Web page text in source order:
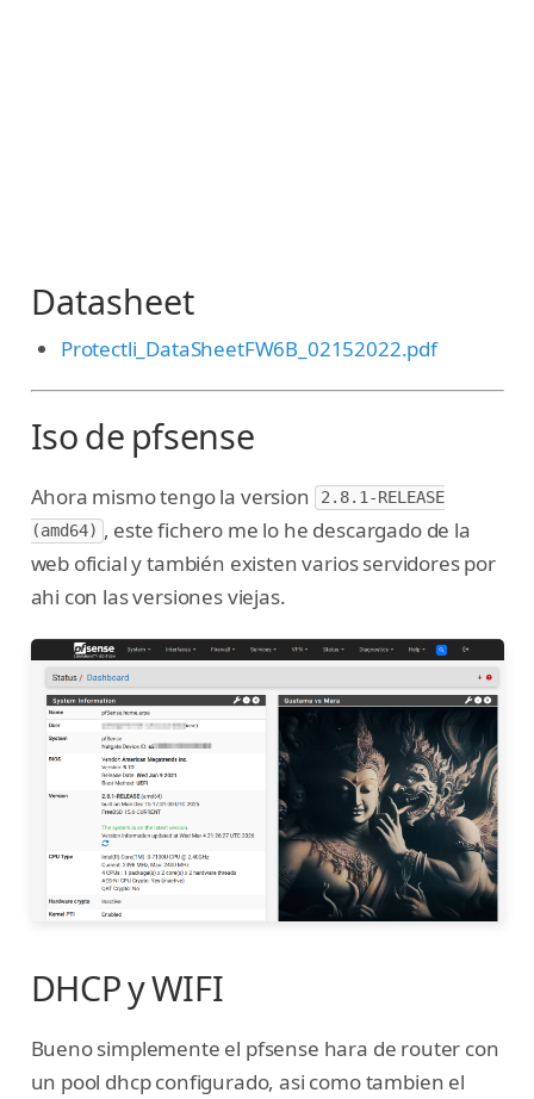
Datasheet
Protectli_DataSheetFW6B_02152022.pdf
Iso de pfsense
Ahora mismo tengo la version
2.8.1-RELEASE
(amd64) , este fichero me lo he descargado de la
web oficial y también existen varios servidores por
ahi con las versiones viejas.
DHCP y WIFI
Bueno simplemente el pfsense hara de router con
un pool dhcp configurado, asi como tambien el